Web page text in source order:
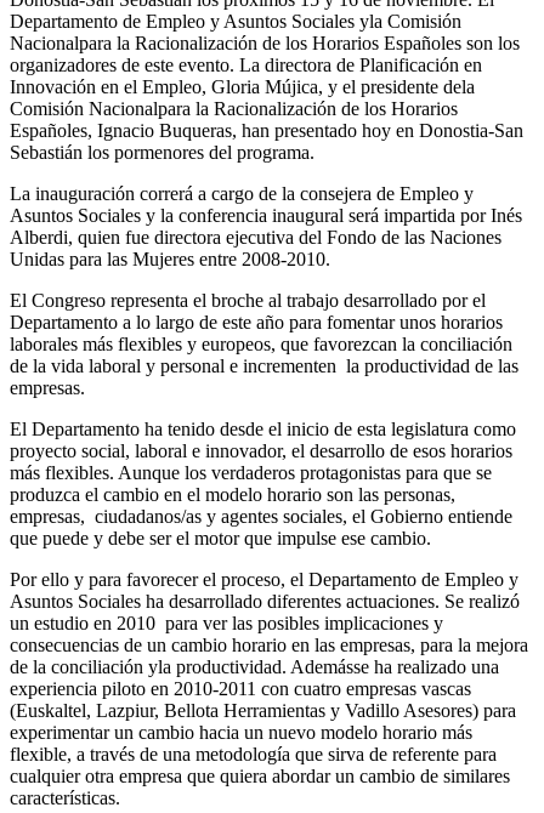
Departamento de Empleo y Asuntos Sociales yla Comisión
Nacionalpara la Racionalización de los Horarios Españoles son los
organizadores de este evento. La directora de Planificación en
Innovación en el Empleo, Gloria Mújica, y el presidente dela
Comisión Nacionalpara la Racionalización de los Horarios
Españoles, Ignacio Buqueras, han presentado hoy en Donostia-San
Sebastián los pormenores del programa.
La inauguración correrá a cargo de la consejera de Empleo y
Asuntos Sociales y la conferencia inaugural será impartida por Inés
Alberdi, quien fue directora ejecutiva del Fondo de las Naciones
Unidas para las Mujeres entre 2008-2010.
El Congreso representa el broche al trabajo desarrollado por el
Departamento a lo largo de este año para fomentar unos horarios
laborales más flexibles y europeos, que favorezcan la conciliación
de la vida laboral y personal e incrementen la productividad de las
empresas.
El Departamento ha tenido desde el inicio de esta legislatura como
proyecto social, laboral e innovador, el desarrollo de esos horarios
más flexibles. Aunque los verdaderos protagonistas para que se
produzca el cambio en el modelo horario son las personas,
empresas, ciudadanos/as y agentes sociales, el Gobierno entiende
que puede y debe ser el motor que impulse ese cambio.
Por ello y para favorecer el proceso, el Departamento de Empleo y
Asuntos Sociales ha desarrollado diferentes actuaciones. Se realizó
un estudio en 2010 para ver las posibles implicaciones y
consecuencias de un cambio horario en las empresas, para la mejora
de la conciliación yla productividad. Ademásse ha realizado una
experiencia piloto en 2010-2011 con cuatro empresas vascas
(Euskaltel, Lazpiur, Bellota Herramientas y Vadillo Asesores) para
experimentar un cambio hacia un nuevo modelo horario más
flexible, a través de una metodología que sirva de referente para
cualquier otra empresa que quiera abordar un cambio de similares
características.